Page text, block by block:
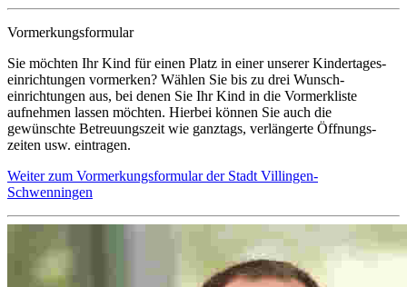
Vormerkungsformular
Sie möchten Ihr Kind für einen Platz in einer unserer Kinder­tages­
einrichtungen vormerken? Wählen Sie bis zu drei Wunsch­
einrichtungen aus, bei denen Sie Ihr Kind in die Vormerk­liste
aufnehmen lassen möchten. Hierbei können Sie auch die
gewünschte Betreuungs­zeit wie ganztags, verlängerte Öffnungs­
zeiten usw. eintragen.
Weiter zum Vormerkungsformular der Stadt Villingen-
Schwenningen